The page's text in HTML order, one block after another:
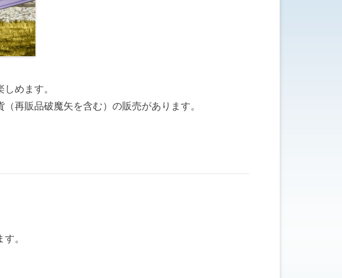
めます。
再販品破魔矢を含む）の販売があります。
。